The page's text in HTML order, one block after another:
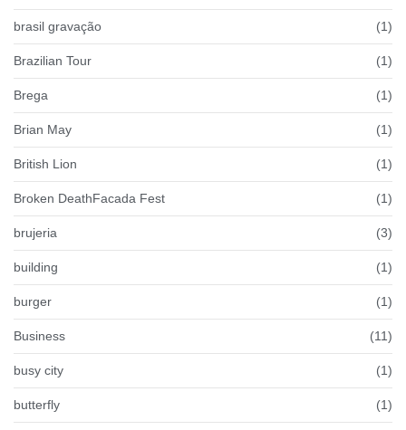
brasil gravação (1)
Brazilian Tour (1)
Brega (1)
Brian May (1)
British Lion (1)
Broken DeathFacada Fest (1)
brujeria (3)
building (1)
burger (1)
Business (11)
busy city (1)
butterfly (1)